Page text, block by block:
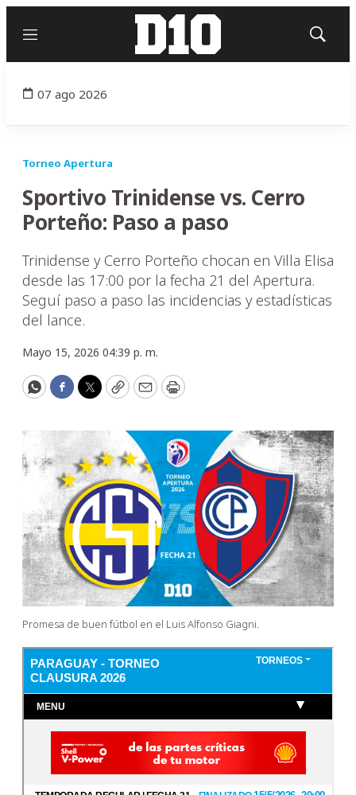
Menú
Mostrar
07 ago 2026
Torneo Apertura
Sportivo Trinidense vs. Cerro
Porteño: Paso a paso
Trinidense y Cerro Porteño chocan en Villa Elisa
desde las 17:00 por la fecha 21 del Apertura.
Seguí paso a paso las incidencias y estadísticas
del lance.
Mayo 15, 2026 04:39 p. m.
WhatsApp
Facebook
Twitter
CopyEmailPrint
Promesa de buen fútbol en el Luis Alfonso Giagni.